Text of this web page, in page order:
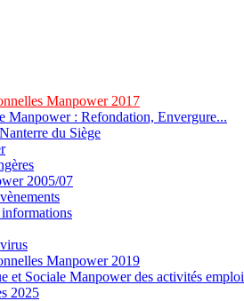
Manpower 2017
Manpower : Refondation, Envergure...
du Siège
2005/07
Manpower 2019
et Sociale Manpower des activités emploi
2025